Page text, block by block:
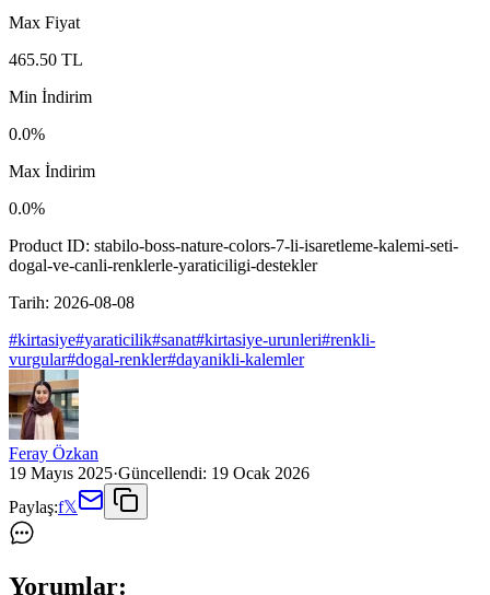
Max Fiyat
465.50 TL
Min İndirim
0.0%
Max İndirim
0.0%
Product ID: stabilo-boss-nature-colors-7-li-isaretleme-kalemi-seti-
dogal-ve-canli-renklerle-yaraticiligi-destekler
Tarih: 2026-08-08
#kirtasiye#yaraticilik#sanat#kirtasiye-urunleri#renkli-
vurgular#dogal-renkler#dayanikli-kalemler
Feray Özkan
19 Mayıs 2025·Güncellendi: 19 Ocak 2026
Paylaş:f𝕏
Yorumlar: